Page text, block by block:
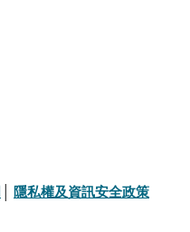
隱私權及資訊安全政策